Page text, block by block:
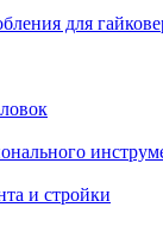
для
и стройки